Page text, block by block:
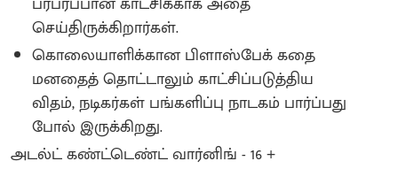
செய்திருக்கிறார்கள்.
கொலையாளிக்கான பிளாஸ்பேக் கதை
மனதைத் தொட்டாலும் காட்சிப்படுத்திய
விதம், நடிகர்கள் பங்களிப்பு நாடகம் பார்ப்பது
போல் இருக்கிறது.
அடல்ட் கண்ட்டெண்ட் வார்னிங் - 16 +